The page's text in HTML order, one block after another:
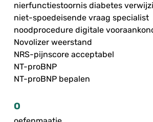
nierfunctiestoornis diabetes
niet-spoedeisende vraag specialist
noodprocedure digitale
Novolizer weerstand
NRS-pijnscore acceptabel
NT-proBNP
NT-proBNP bepalen
O